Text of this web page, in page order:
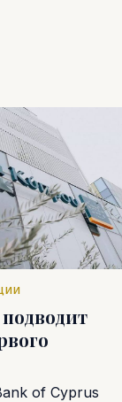
of Cyprus